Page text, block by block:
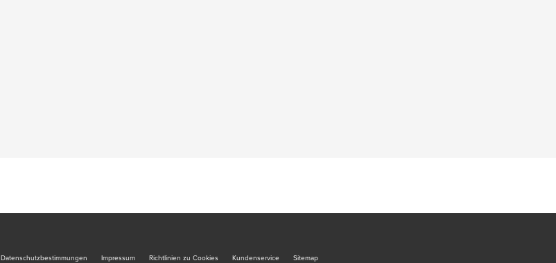
Datenschutzbestimmungen Impressum Richtlinien zu Cookies Kundenservice Sitemap